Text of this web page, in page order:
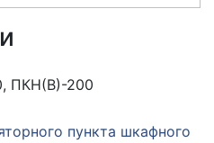
пункта шкафного